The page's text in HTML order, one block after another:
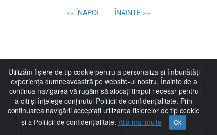
«« ÎNAPOI ÎNAINTE »»
Thomas de Kempis
Harta Site Politică de confidențialitate
Utilizăm fișiere de tip cookie pentru a personaliza și îmbunătăți
experiența dumneavoastră pe website-ul nostru. Înainte de a
continua navigarea vă rugăm să alocați timpul necesar pentru
a citi și înțelege conținutul Politicii de confidențialitate. Prin
continuarea navigării acceptați utilizarea fișierelor de tip cookie
și a Politicii de confidențialitate. Afla mai multe Ok